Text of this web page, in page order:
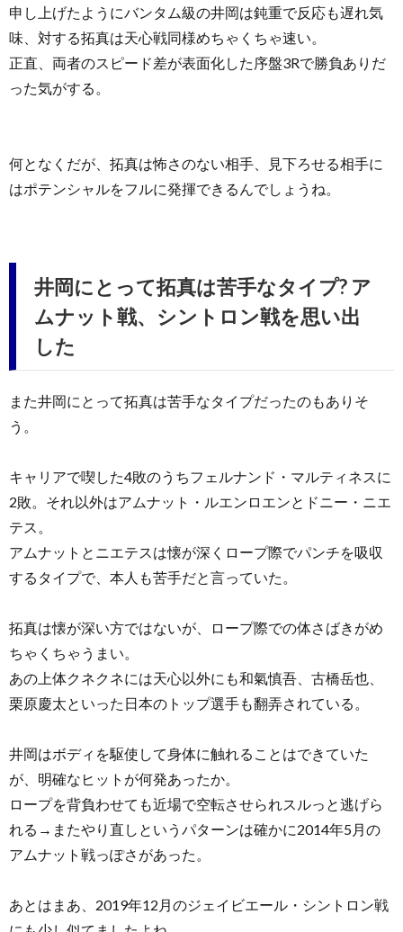
申し上げたようにバンタム級の井岡は鈍重で反応も遅れ気
味、対する拓真は天心戦同様めちゃくちゃ速い。
正直、両者のスピード差が表面化した序盤3Rで勝負ありだ
った気がする。
何となくだが、拓真は怖さのない相手、見下ろせる相手に
はポテンシャルをフルに発揮できるんでしょうね。
井岡にとって拓真は苦手なタイプ? ア
ムナット戦、シントロン戦を思い出
した
また井岡にとって拓真は苦手なタイプだったのもありそ
う。
キャリアで喫した4敗のうちフェルナンド・マルティネスに
2敗。それ以外はアムナット・ルエンロエンとドニー・ニエ
テス。
アムナットとニエテスは懐が深くロープ際でパンチを吸収
するタイプで、本人も苦手だと言っていた。
拓真は懐が深い方ではないが、ロープ際での体さばきがめ
ちゃくちゃうまい。
あの上体クネクネには天心以外にも和氣慎吾、古橋岳也、
栗原慶太といった日本のトップ選手も翻弄されている。
井岡はボディを駆使して身体に触れることはできていた
が、明確なヒットが何発あったか。
ロープを背負わせても近場で空転させられスルっと逃げら
れる→またやり直しというパターンは確かに2014年5月の
アムナット戦っぽさがあった。
あとはまあ、2019年12月のジェイビエール・シントロン戦